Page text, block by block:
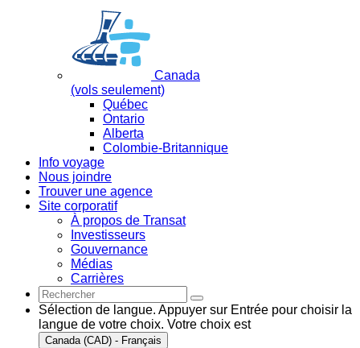
Canada
(vols seulement)
Québec
Ontario
Alberta
Colombie-Britannique
Info voyage
Nous joindre
Trouver une agence
Site corporatif
À propos de Transat
Investisseurs
Gouvernance
Médias
Carrières
Sélection de langue. Appuyer sur Entrée pour choisir la
langue de votre choix. Votre choix est
Canada (CAD) - Français